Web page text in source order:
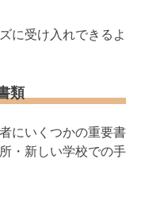
に受け入れできるよ
類
にいくつかの重要書
・新しい学校での手